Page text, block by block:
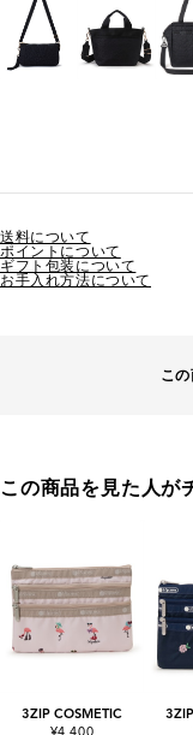
送料について
ポイントについて
ギフト包装について
お手入れ方法について
こ
この商品を見た人が
3ZIP COSMETIC
¥4,400